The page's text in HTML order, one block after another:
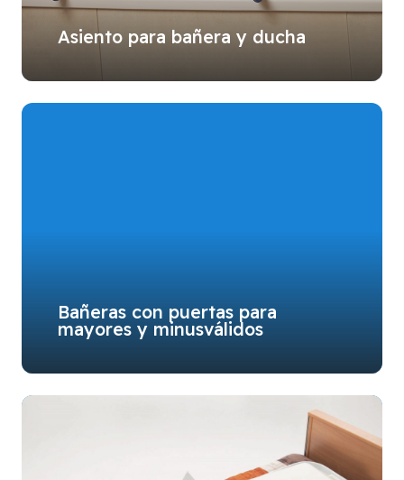
Asiento para bañera y ducha
Bañeras con puertas para
mayores y minusválidos